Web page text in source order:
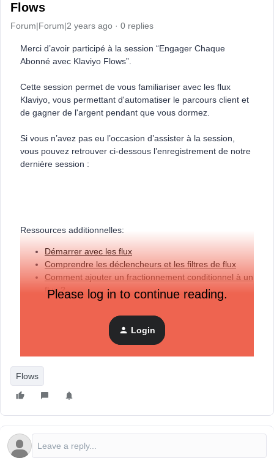
Flows
Forum|Forum|2 years ago 0 replies
Merci d’avoir participé à la session “Engager Chaque
Abonné avec Klaviyo Flows”.
Cette session permet de vous familiariser avec les flux
Klaviyo, vous permettant d'automatiser le parcours client et
de gagner de l'argent pendant que vous dormez.
Si vous n’avez pas eu l’occasion d’assister à la session,
vous pouvez retrouver ci-dessous l’enregistrement de notre
dernière session :
Ressources additionnelles:
Démarrer avec les flux
Comprendre les déclencheurs et les filtres de flux
Comment ajouter un fractionnement conditionnel à un
flux ?
Comment ajouter un déclencheur à un flux
Comprendre le fractionnement des flux
Comprendre comment les contacts se déplacent dans
Please log in to continue reading.
Login
Flows